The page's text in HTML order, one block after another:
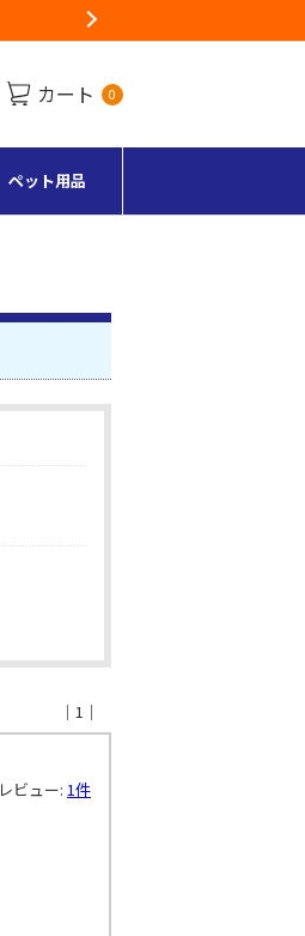
お荷物のお届けに遅れが出ている地域
カート 0
ペット用品
｜1｜
レビュー: 1件